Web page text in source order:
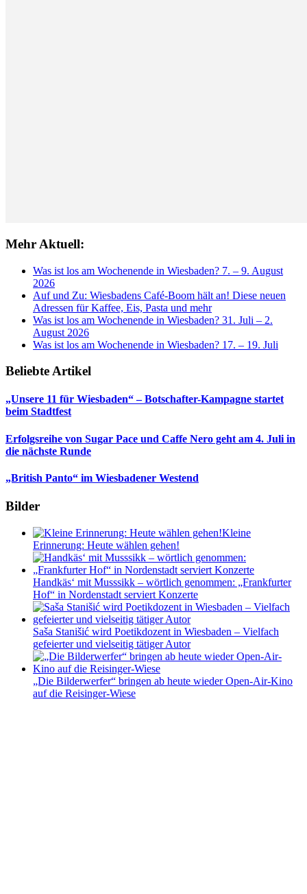
Mehr Aktuell:
Was ist los am Wochenende in Wiesbaden? 7. – 9. August
2026
Auf und Zu: Wiesbadens Café-Boom hält an! Diese neuen
Adressen für Kaffee, Eis, Pasta und mehr
Was ist los am Wochenende in Wiesbaden? 31. Juli – 2.
August 2026
Was ist los am Wochenende in Wiesbaden? 17. – 19. Juli
Beliebte Artikel
„Unsere 11 für Wiesbaden“ – Botschafter-Kampagne startet
beim Stadtfest
Erfolgsreihe von Sugar Pace und Caffe Nero geht am 4. Juli in
die nächste Runde
„British Panto“ im Wiesbadener Westend
Bilder
Kleine
Erinnerung: Heute wählen gehen!
Handkäs‘ mit Musssikk – wörtlich genommen: „Frankfurter
Hof“ in Nordenstadt serviert Konzerte
Saša Stanišić wird Poetikdozent in Wiesbaden – Vielfach
gefeierter und vielseitig tätiger Autor
„Die Bilderwerfer“ bringen ab heute wieder Open-Air-Kino
auf die Reisinger-Wiese